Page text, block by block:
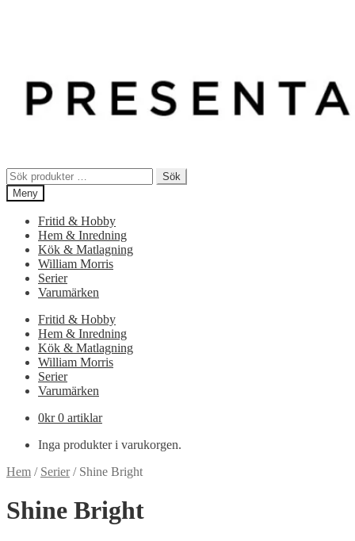
Sök
efter:
Sök
Meny
Fritid & Hobby
Hem & Inredning
Kök & Matlagning
William Morris
Serier
Varumärken
Fritid & Hobby
Hem & Inredning
Kök & Matlagning
William Morris
Serier
Varumärken
0kr 0 artiklar
Inga produkter i varukorgen.
Hem / Serier/ Shine Bright
Shine Bright